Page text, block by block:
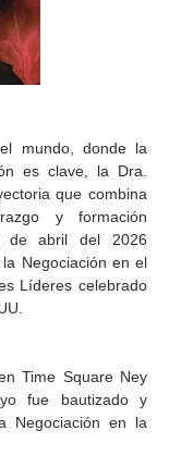
mundo, donde la
es clave, la Dra.
que combina
y formación
de abril del 2026
Negociación en el
Líderes celebrado
Time Square Ney
fue bautizado y
Negociación en la